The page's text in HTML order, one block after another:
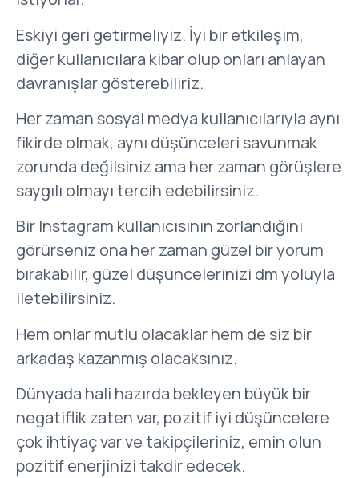
Eskiyi geri getirmeliyiz. İyi bir etkileşim,
diğer kullanıcılara kibar olup onları anlayan
davranışlar gösterebiliriz.
Her zaman sosyal medya kullanıcılarıyla aynı
fikirde olmak, aynı düşünceleri savunmak
zorunda değilsiniz ama her zaman görüşlere
saygılı olmayı tercih edebilirsiniz.
Bir Instagram kullanıcısının zorlandığını
görürseniz ona her zaman güzel bir yorum
bırakabilir, güzel düşüncelerinizi dm yoluyla
iletebilirsiniz.
Hem onlar mutlu olacaklar hem de siz bir
arkadaş kazanmış olacaksınız.
Dünyada hali hazırda bekleyen büyük bir
negatiflik zaten var, pozitif iyi düşüncelere
çok ihtiyaç var ve takipçileriniz, emin olun
pozitif enerjinizi takdir edecek.